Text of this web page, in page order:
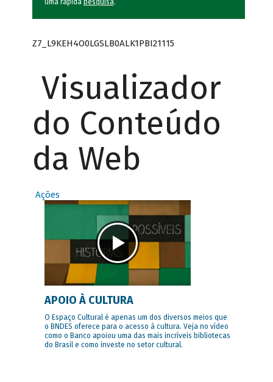
uma rápida pesquisa.
Z7_L9KEH4O0LGSLB0ALK1PBI21115
Visualizador
do Conteúdo
da Web
Ações
APOIO À CULTURA
O Espaço Cultural é apenas um dos diversos meios que
o BNDES oferece para o acesso à cultura. Veja no vídeo
como o Banco apoiou uma das mais incríveis bibliotecas
do Brasil e como investe no setor cultural.